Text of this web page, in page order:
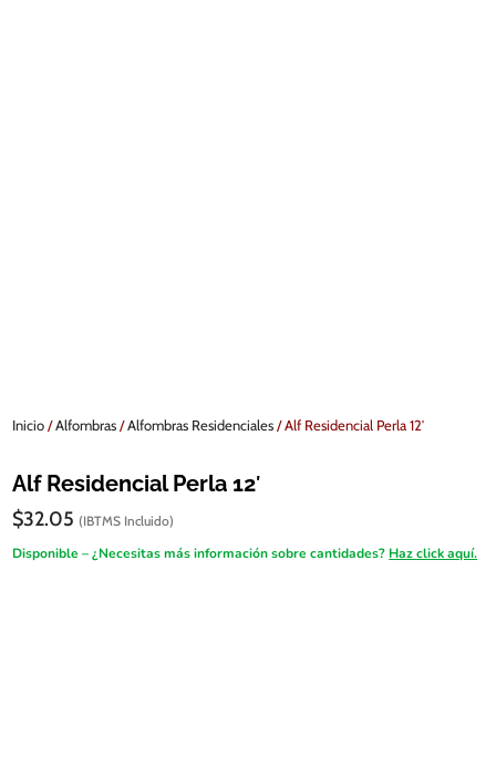
Inicio/Alfombras/Alfombras Residenciales/ Alf Residencial Perla 12′
Alf Residencial Perla 12′
$32.05 (IBTMS Incluido)
Disponible – ¿Necesitas más información sobre cantidades? Haz click aquí.